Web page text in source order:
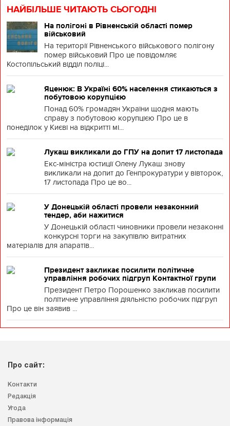
НАЙБІЛЬШЕ ЧИТАЮТЬ СЬОГОДНІ
На полігоні в Рівненській області помер
військовий
На території Рівненського військового полігону
помер військовий Про це повідомляє
Костопільський відділ поліці...
Яценюк: В Україні 60% населення стикаються з
побутовою корупцією
Понад 60% громадян України щодня мають
справу з побутовою корупцією Про це в
понеділок у Києві на відкритті мі...
Лукаш викликали до ГПУ на допит 17 листопада
Екс-міністра юстиції Олену Лукаш знову
викликали на допит до Генпрокуратури у вівторок,
17 листопада Про це во...
У Донецькій області провели незаконний
тендер, аби нажитися
У Донецькій області чиновники провели незаконні
конкурсні торги на закупівлю витратних
матеріалів для апаратів...
Президент закликає посилити політичне
управління робочих підгруп Контактної групи
Президент Петро Порошенко закликав посилити
політичне управління діяльністю робочих підгруп
Про це він заявив ...
Про сайт:
Контакти
Редакція
Угода
Правова інформація